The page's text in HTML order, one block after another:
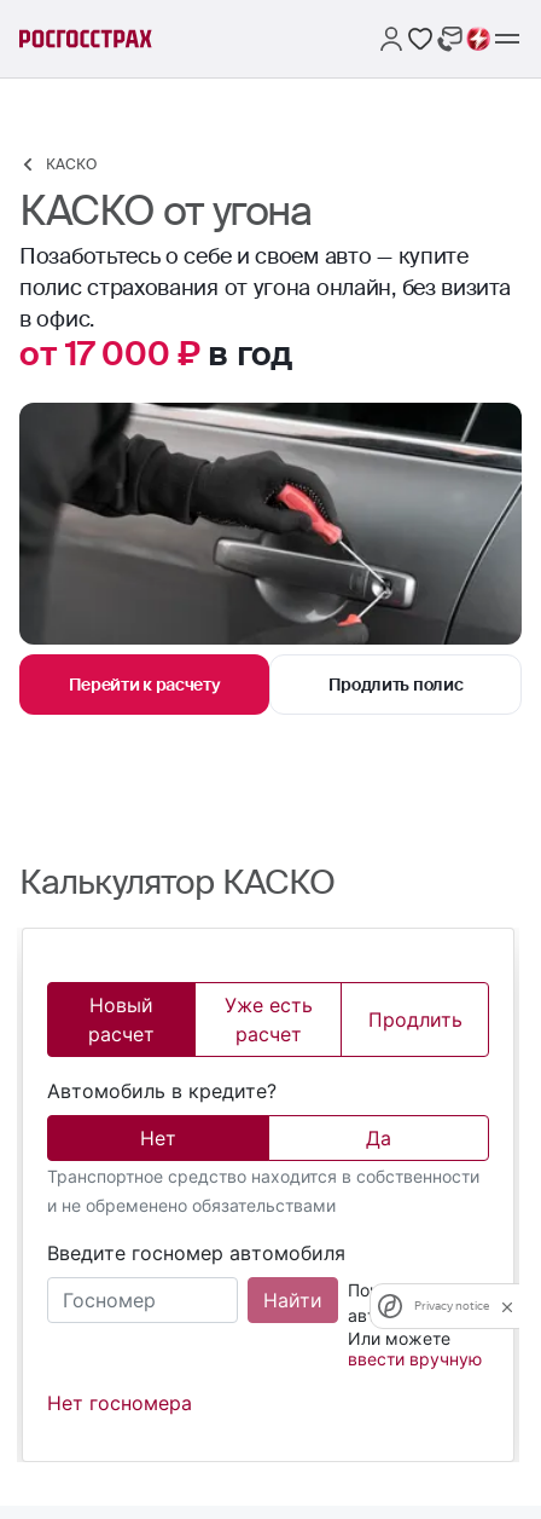
КАСКО
КАСКО от угона
Позаботьтесь о себе и своем авто — купите
полис страхования от угона онлайн, без визита
в офис.
от 17 000 ₽в год
Перейти к расчету Продлить полис
Калькулятор КАСКО